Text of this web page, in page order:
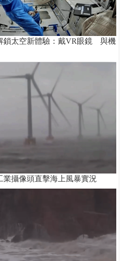
鎖太空新體驗：戴VR眼鏡 與機
業攝像頭直擊海上風暴實況